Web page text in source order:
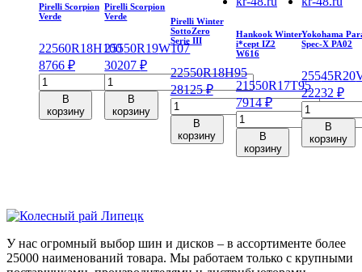
Pirelli Scorpion
Verde
22560R18H100
8766 ₽
Количество
товара
Pirelli
Scorpion
В
корзину
Pirelli Scorpion
Verde
25550R19W107
30207₽
Количество
товара
Pirelli
Scorpion
В
корзину
Pirelli Winter
SottoZero
Serie III
22550R18H95
28125₽
Количество
товара
Pirelli
Winter
В
корзину
Hankook Winter
i*cept IZ2
W616
21550R17T95
7914₽
Количество
товара
Hankook
Winter
T
В
корзину
Yokohama
Spec-X PA02
25545R20
22232₽
товара
Yokohama
Parada
V
В
корзину
У нас огромный выбор шин и дисков – в ассортименте более
25000 наименований товара. Мы работаем только с крупными